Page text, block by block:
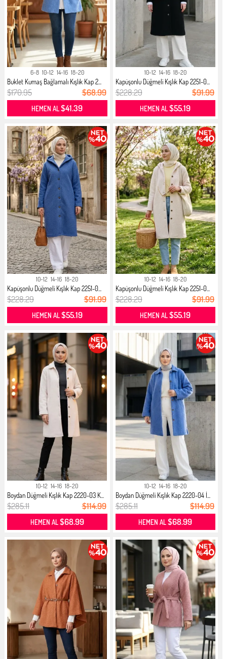
6-8 10-12 14-16 18-20
Buklet Kumaş Bağlamalı Kışlık Kap 2...
$170.95 $68.99
HEMEN AL$41.39
10-12 14-16 18-20
Kapüşonlu Düğmeli Kışlık Kap 2251-0...
$228.29 $91.99
HEMEN AL$55.19
10-12 14-16 18-20
Kapüşonlu Düğmeli Kışlık Kap 2251-0...
$228.29 $91.99
HEMEN AL$55.19
10-12 14-16 18-20
Kapüşonlu Düğmeli Kışlık Kap 2251-0...
$228.29 $91.99
HEMEN AL$55.19
10-12 14-16 18-20
Boydan Düğmeli Kışlık Kap 2220-03 K...
$285.11 $114.99
HEMEN AL$68.99
10-12 14-16 18-20
Boydan Düğmeli Kışlık Kap 2220-04 İ...
$285.11 $114.99
HEMEN AL$68.99